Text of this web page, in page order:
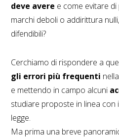
deve avere e come evitare
marchi deboli o addirittura
difendibili?
Cerchiamo di rispondere a
gli errori più frequenti
e mettendo in campo alcuni
studiare proposte in linea con
legge.
Ma prima una breve